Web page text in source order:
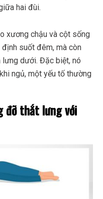
hai đùi.
xương chậu và cột sống
suốt đêm, mà còn
lưng dưới. Đặc biệt, nó
ngủ, một yếu tố thường
đỡ thắt lưng với